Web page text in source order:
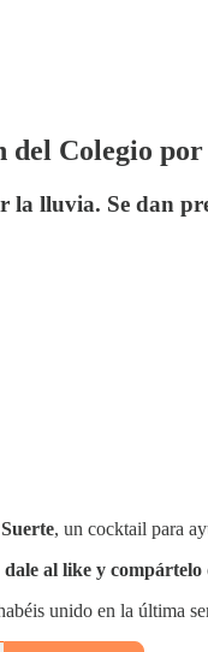
del Colegio
la lluvia. Se dan
, un cocktail para
dale al like y compártelo
unido en la última